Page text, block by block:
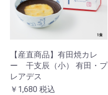
【産直商品】有田焼カレ
ー 干支辰（小） 有田・プ
レアデス
￥1,680 税込